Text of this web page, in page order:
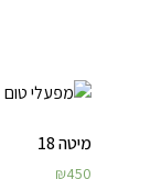
מיטה 18
₪450